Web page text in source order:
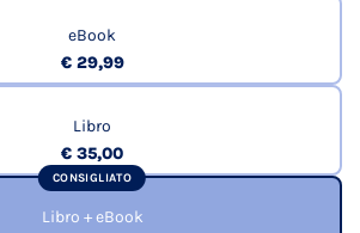
eBook
€ 29,99
Libro
€ 35,00
CONSIGLIATO
Libro + eBook